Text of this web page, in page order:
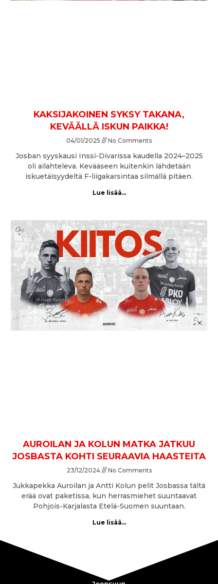
KAKSIJAKOINEN SYKSY TAKANA,
KEVÄÄLLÄ ISKUN PAIKKA!
04/01/2025 No Comments
Josban syyskausi Inssi-Divarissa kaudella 2024–2025
oli ailahteleva. Kevääseen kuitenkin lähdetään
iskuetäisyydeltä F-liigakarsintaa silmällä pitäen.
Lue lisää...
AUROILAN JA KOLUN MATKA JATKUU
JOSBASTA KOHTI SEURAAVIA HAASTEITA
23/12/2024 No Comments
Jukkapekka Auroilan ja Antti Kolun pelit Josbassa tältä
erää ovat paketissa, kun herrasmiehet suuntaavat
Pohjois-Karjalasta Etelä-Suomen suuntaan.
Lue lisää...